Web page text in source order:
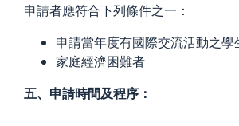
申請者應符合下列條件之一：
申請當年度有國際交流活動之學
家庭經濟困難者
五、申請時間及程序：